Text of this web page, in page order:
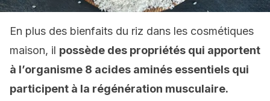
En plus des bienfaits du riz dans les cosmétiques
maison, il possède des propriétés qui apportent
à l’organisme 8 acides aminés essentiels qui
participent à la régénération musculaire.